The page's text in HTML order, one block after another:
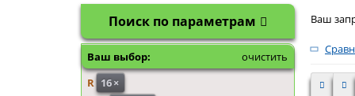
Поиск по параметрам
Ваш выбор:
очистить
R 16×
Ваш